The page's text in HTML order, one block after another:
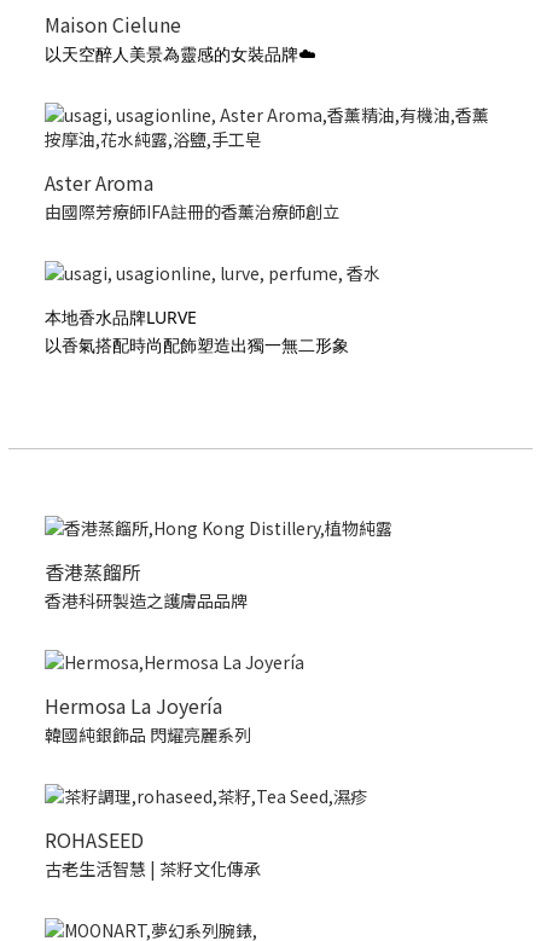
Maison Cielune
以天空醉人美景為靈感的女裝品牌☁️
Aster Aroma
由國際芳療師IFA註冊的香薰治療師創立
本地香水品牌LURVE
以香氣搭配時尚配飾塑造出獨一無二形象
香港蒸餾所
香港科研製造之護膚品品牌
Hermosa La Joyería
韓國純銀飾品 閃耀亮麗系列
ROHASEED
古老生活智慧 | 茶籽文化傳承